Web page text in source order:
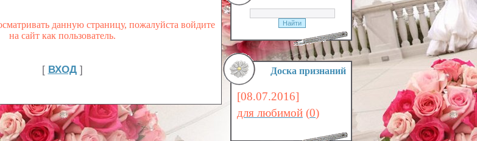
данную страницу, пожалуйста войдите
на сайт как пользователь.
[ ВХОД] Доска признаний
[08.07.2016]
для любимой (0)